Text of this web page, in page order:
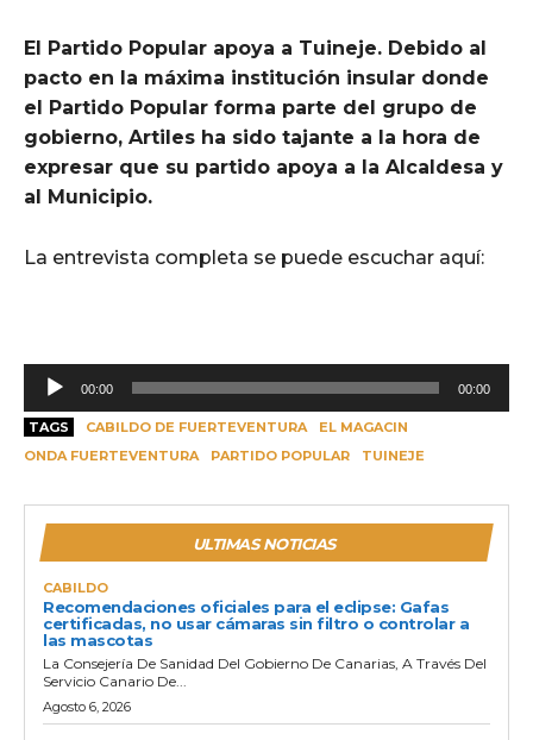
El Partido Popular apoya a Tuineje. Debido al
pacto en la máxima institución insular donde
el Partido Popular forma parte del grupo de
gobierno, Artiles ha sido tajante a la hora de
expresar que su partido apoya a la Alcaldesa y
al Municipio.
La entrevista completa se puede escuchar aquí:
e
p
r
00:00 00:00
TAGS CABILDO DE FUERTEVENTURA
EL MAGACIN
ONDA FUERTEVENTURA
PARTIDO POPULAR TUINEJE
ULTIMAS NOTICIAS
CABILDO
Recomendaciones oficiales para el eclipse: Gafas
certificadas, no usar cámaras sin filtro o controlar a
las mascotas
La Consejería De Sanidad Del Gobierno De Canarias, A Través Del
Servicio Canario De...
Agosto 6, 2026